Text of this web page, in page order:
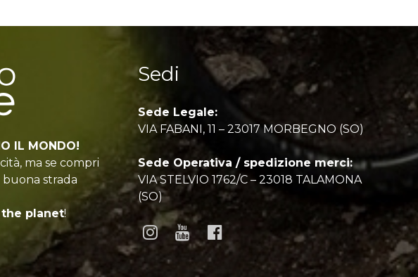
IL MONDO!
ma se compri
strada
planet!
Sedi
Sede Legale:
VIA FABANI, 11 – 23017 MORBEGNO (SO)
Sede Operativa / spedizione merci:
VIA STELVIO 1762/C – 23018 TALAMONA
(SO)